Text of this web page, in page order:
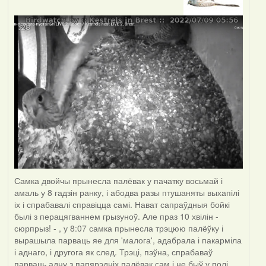
Самка двойчы прынесла палёвак у пачатку восьмай і
амаль у 8 гадзін ранку, і абодва разы птушаняты выхапілі
іх і спрабавалі справіцца самі. Нават сапраўдныя бойкі
былі з перацягваннем грызуноў. Але праз 10 хвілін -
сюрпрыз! - , у 8:07 самка прынесла трэцюю палёўку і
вырашыла парваць яе для 'малога', адабрала і пакарміла
і аднаго, і другога як след. Трэці, пэўна, спрабаваў
парваць адну з папярэдніх палёвак сам і не быў у полі